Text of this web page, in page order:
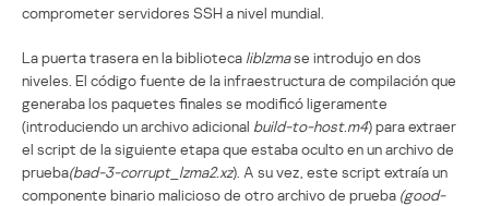
comprometer servidores SSH a nivel mundial.
La puerta trasera en la biblioteca liblzmase introdujo en dos
niveles. El código fuente de la infraestructura de compilación que
generaba los paquetes finales se modificó ligeramente
(introduciendo un archivo adicional build-to-host.m4) para extraer
el script de la siguiente etapa que estaba oculto en un archivo de
prueba(bad-3-corrupt_lzma2.xz). A su vez, este script extraía un
componente binario malicioso de otro archivo de prueba (good-